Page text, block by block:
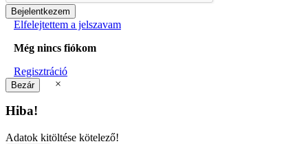
Elfelejtettem a jelszavam
Még nincs fiókom
Regisztráció
×
Hiba!
Adatok kitöltése kötelező!